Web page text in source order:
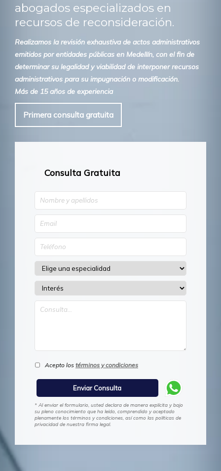
abogados especializados en
recursos de reconsideración.
Realizamos la revisión exhaustiva de actos administrativos
emitidos por entidades públicas en Medellín, con el fin de
determinar su legalidad y viabilidad de interponer recursos
administrativos para su impugnación o modificación.
Más de 15 años de experiencia
Primera consulta gratuita
Consulta Gratuita
Acepto los términos y condiciones
* Al enviar el formulario, usted declara de manera explícita y bajo
su pleno conocimiento que ha leído, comprendido y aceptado
plenamente los términos y condiciones, así como las políticas de
privacidad de nuestra firma legal.